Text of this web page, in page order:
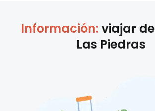
Información: viajar de
Las Piedras